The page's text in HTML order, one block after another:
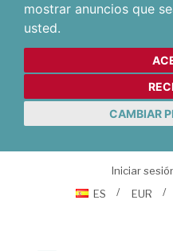
mostrar anuncios que
usted.
CAMBIAR
Iniciar
ES
EUR